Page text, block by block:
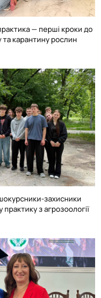
— перші кроки до
та карантину рослин
захисники
з агрозоології